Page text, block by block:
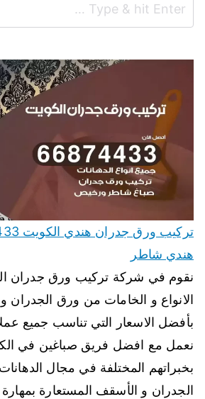
هندي شاطر
نقوم في شركة تركيب ورق جدران
الانواع و الخامات من ورق الجدران
بأفضل الاسعار التي تناسب جميع
نعمل مع افضل فريق صباغين في
بخبراتهم المختلفة في مجال
الجدران و الأسقف المستعارة